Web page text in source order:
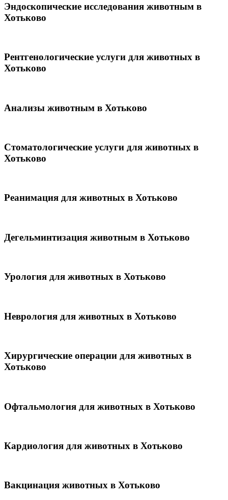
Эндоскопические исследования животным в
Хотьково
Рентгенологические услуги для животных в
Хотьково
Анализы животным в Хотьково
Стоматологические услуги для животных в
Хотьково
Реанимация для животных в Хотьково
Дегельминтизация животным в Хотьково
Урология для животных в Хотьково
Неврология для животных в Хотьково
Хирургические операции для животных в
Хотьково
Офтальмология для животных в Хотьково
Кардиология для животных в Хотьково
Вакцинация животных в Хотьково